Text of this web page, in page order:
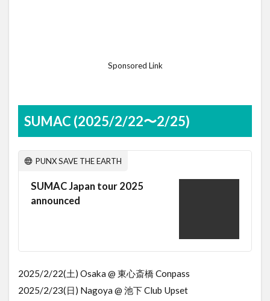
Sponsored Link
SUMAC (2025/2/22〜2/25)
PUNX SAVE THE EARTH
SUMAC Japan tour 2025
announced
2025/2/22(土) Osaka @ 東心斎橋 Conpass
2025/2/23(日) Nagoya @ 池下 Club Upset